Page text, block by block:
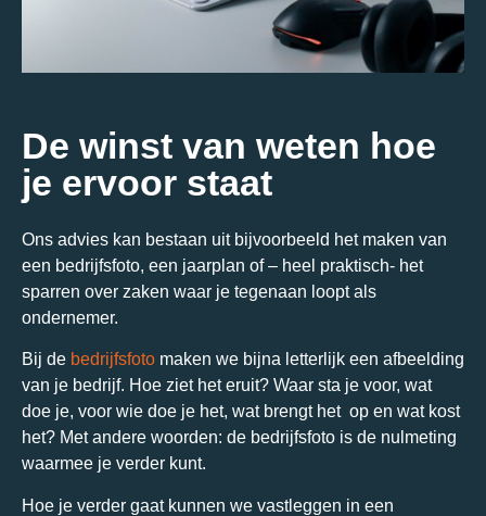
De winst van weten hoe
je ervoor staat
Ons advies kan bestaan uit bijvoorbeeld het maken van
een bedrijfsfoto, een jaarplan of – heel praktisch- het
sparren over zaken waar je tegenaan loopt als
ondernemer.
Bij de bedrijfsfoto maken we bijna letterlijk een afbeelding
van je bedrijf. Hoe ziet het eruit? Waar sta je voor, wat
doe je, voor wie doe je het, wat brengt het op en wat kost
het? Met andere woorden: de bedrijfsfoto is de nulmeting
waarmee je verder kunt.
Hoe je verder gaat kunnen we vastleggen in een